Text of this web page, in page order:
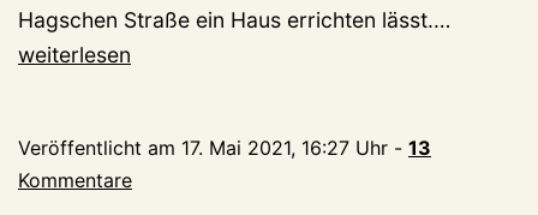
Hagschen Straße ein Haus errichten lässt.…
weiterlesen
Veröffentlicht am 17. Mai 2021, 16:27 Uhr - 13
Kommentare